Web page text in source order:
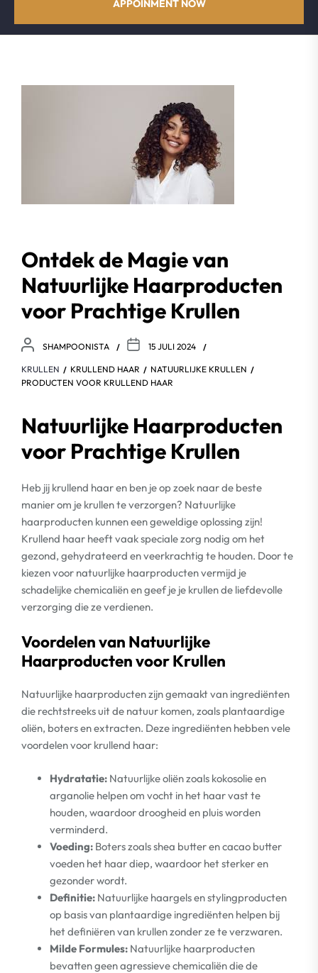
APPOINMENT NOW
Ontdek de Magie van
Natuurlijke Haarproducten
voor Prachtige Krullen
SHAMPOONISTA 15 JULI 2024
KRULLEN KRULLEND HAAR
NATUURLIJKE KRULLEN
PRODUCTEN VOOR KRULLEND HAAR
Natuurlijke Haarproducten
voor Prachtige Krullen
Heb jij krullend haar en ben je op zoek naar de beste
manier om je krullen te verzorgen? Natuurlijke
haarproducten kunnen een geweldige oplossing zijn!
Krullend haar heeft vaak speciale zorg nodig om het
gezond, gehydrateerd en veerkrachtig te houden. Door te
kiezen voor natuurlijke haarproducten vermijd je
schadelijke chemicaliën en geef je je krullen de liefdevolle
verzorging die ze verdienen.
Voordelen van Natuurlijke
Haarproducten voor Krullen
Natuurlijke haarproducten zijn gemaakt van ingrediënten
die rechtstreeks uit de natuur komen, zoals plantaardige
oliën, boters en extracten. Deze ingrediënten hebben vele
voordelen voor krullend haar:
Hydratatie: Natuurlijke oliën zoals kokosolie en
arganolie helpen om vocht in het haar vast te
houden, waardoor droogheid en pluis worden
verminderd.
Voeding: Boters zoals shea butter en cacao butter
voeden het haar diep, waardoor het sterker en
gezonder wordt.
Definitie: Natuurlijke haargels en stylingproducten
op basis van plantaardige ingrediënten helpen bij
het definiëren van krullen zonder ze te verzwaren.
Milde Formules: Natuurlijke haarproducten
bevatten geen agressieve chemicaliën die de